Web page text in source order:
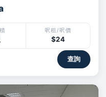
呎租/呎價
$24
查詢